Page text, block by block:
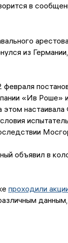
в
из
«Ив Роше»
этом
объявил в
проходили
данным,